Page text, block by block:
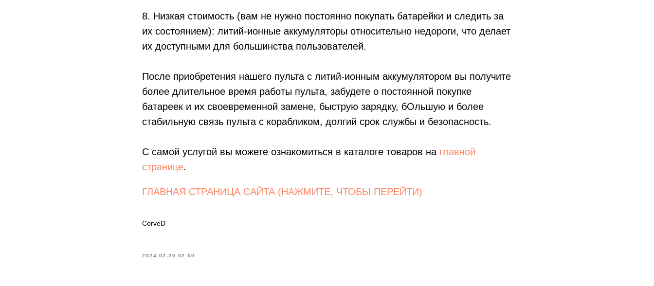
8. Низкая стоимость (вам не нужно постоянно покупать батарейки и следить за
их состоянием): литий-ионные аккумуляторы относительно недороги, что делает
их доступными для большинства пользователей.
После приобретения нашего пульта с литий-ионным аккумулятором вы получите
более длительное время работы пульта, забудете о постоянной покупке
батареек и их своевременной замене, быструю зарядку, бОльшую и более
стабильную связь пульта с корабликом, долгий срок службы и безопасность.
С самой услугой вы можете ознакомиться в каталоге товаров на главной
странице.
ГЛАВНАЯ СТРАНИЦА САЙТА (НАЖМИТЕ, ЧТОБЫ ПЕРЕЙТИ)
CorveD
2024-02-20 02:30